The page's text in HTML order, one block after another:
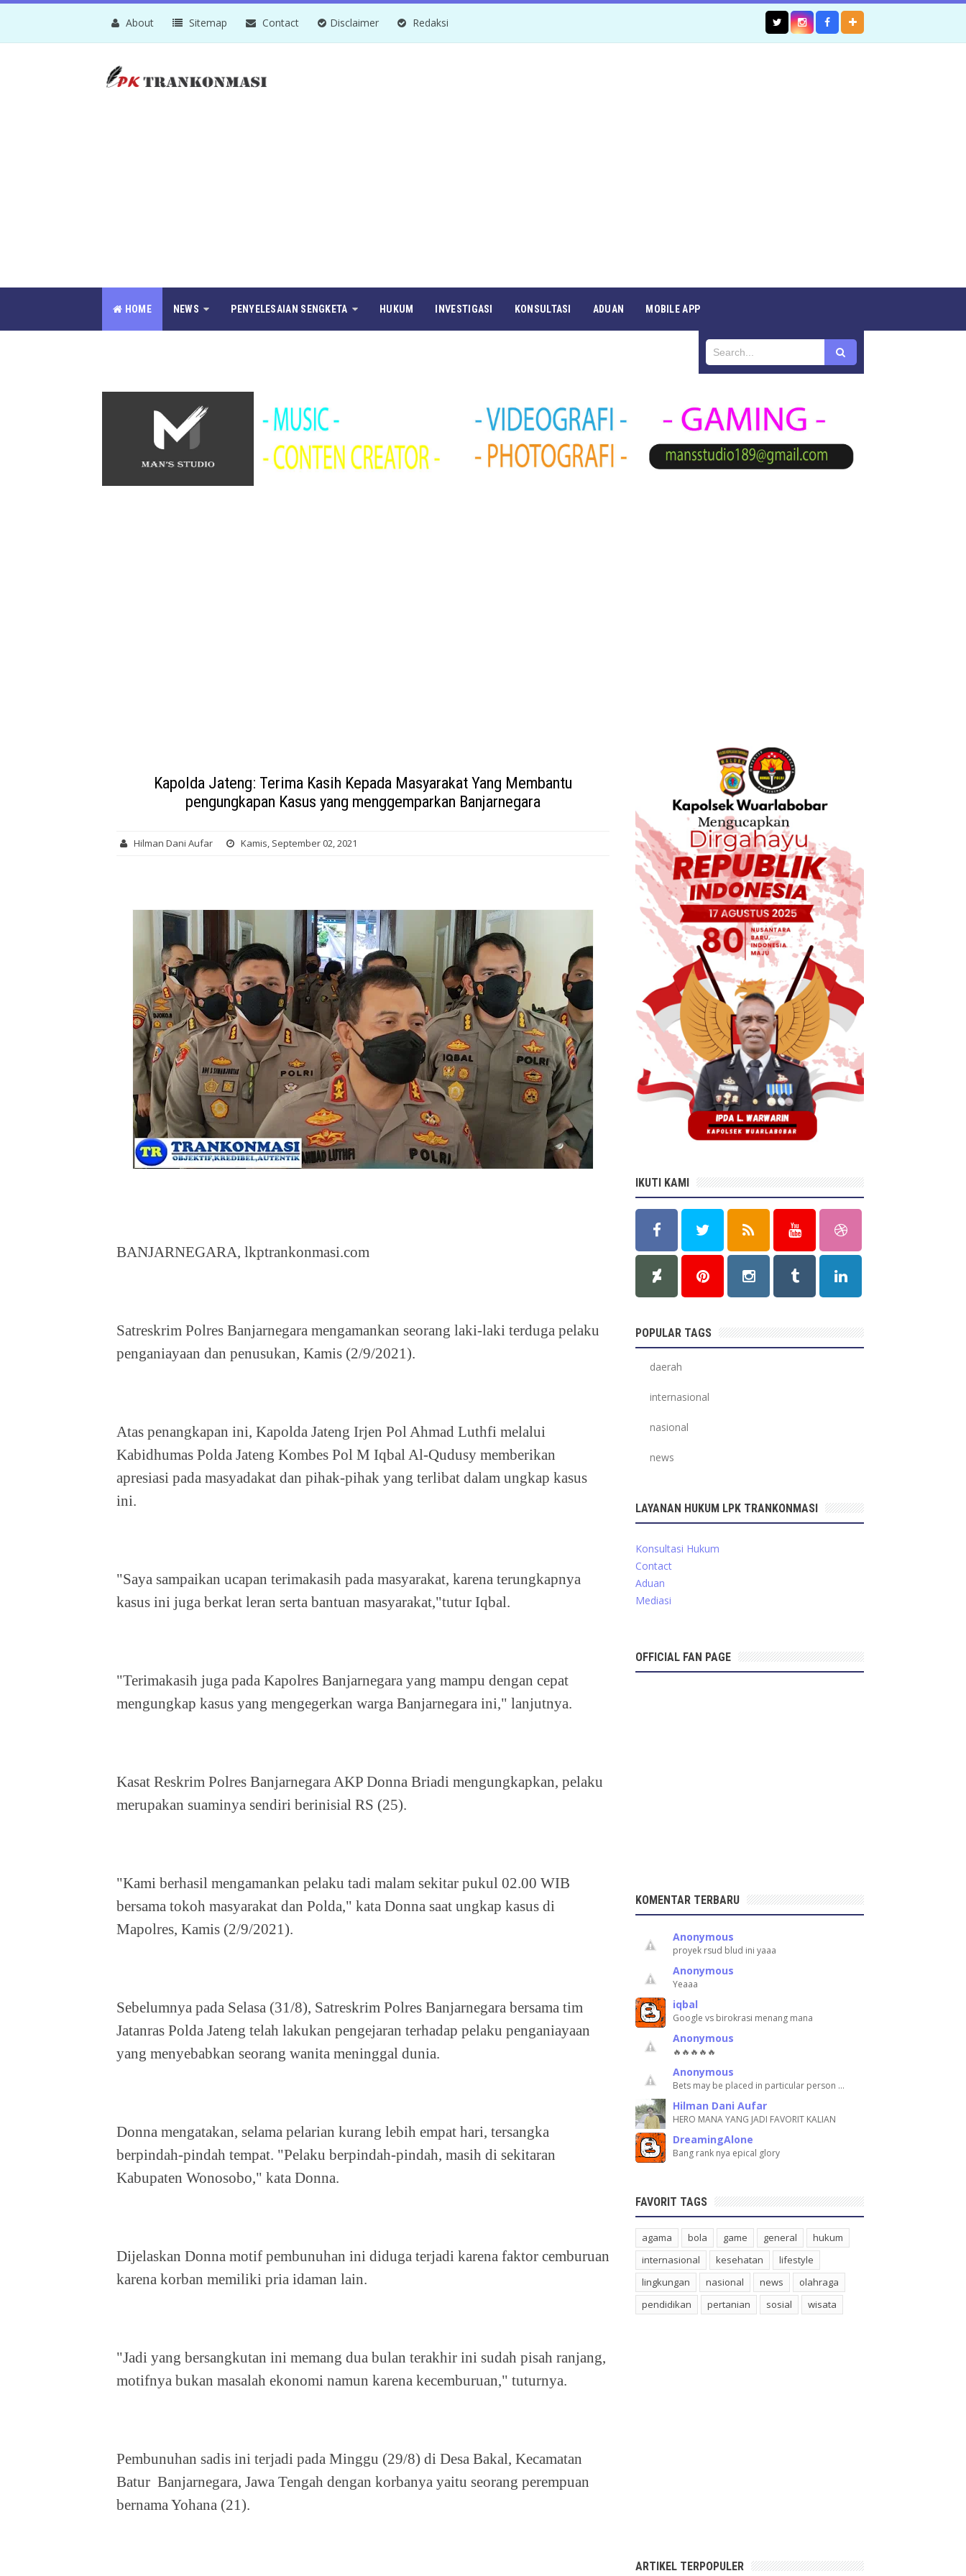
About Sitemap Contact Disclaimer Redaksi
HOME NEWS PENYELESAIAN SENGKETA HUKUM INVESTIGASI KONSULTASI ADUAN MOBILE APP
Kapolda Jateng: Terima Kasih Kepada Masyarakat Yang Membantu
pengungkapan Kasus yang menggemparkan Banjarnegara
Hilman Dani Aufar Kamis, September 02, 2021
BANJARNEGARA, lkptrankonmasi.com
Satreskrim Polres Banjarnegara mengamankan seorang laki-laki terduga pelaku
penganiayaan dan penusukan, Kamis (2/9/2021).
Atas penangkapan ini, Kapolda Jateng Irjen Pol Ahmad Luthfi melalui
Kabidhumas Polda Jateng Kombes Pol M Iqbal Al-Qudusy memberikan
apresiasi pada masyadakat dan pihak-pihak yang terlibat dalam ungkap kasus
ini.
"Saya sampaikan ucapan terimakasih pada masyarakat, karena terungkapnya
kasus ini juga berkat leran serta bantuan masyarakat,"tutur Iqbal.
"Terimakasih juga pada Kapolres Banjarnegara yang mampu dengan cepat
mengungkap kasus yang mengegerkan warga Banjarnegara ini," lanjutnya.
Kasat Reskrim Polres Banjarnegara AKP Donna Briadi mengungkapkan, pelaku
merupakan suaminya sendiri berinisial RS (25).
"Kami berhasil mengamankan pelaku tadi malam sekitar pukul 02.00 WIB
bersama tokoh masyarakat dan Polda," kata Donna saat ungkap kasus di
Mapolres, Kamis (2/9/2021).
Sebelumnya pada Selasa (31/8), Satreskrim Polres Banjarnegara bersama tim
Jatanras Polda Jateng telah lakukan pengejaran terhadap pelaku penganiayaan
yang menyebabkan seorang wanita meninggal dunia.
Donna mengatakan, selama pelarian kurang lebih empat hari, tersangka
berpindah-pindah tempat. "Pelaku berpindah-pindah, masih di sekitaran
Kabupaten Wonosobo," kata Donna.
Dijelaskan Donna motif pembunuhan ini diduga terjadi karena faktor cemburuan
karena korban memiliki pria idaman lain.
"Jadi yang bersangkutan ini memang dua bulan terakhir ini sudah pisah ranjang,
motifnya bukan masalah ekonomi namun karena kecemburuan," tuturnya.
Pembunuhan sadis ini terjadi pada Minggu (29/8) di Desa Bakal, Kecamatan
Batur Banjarnegara, Jawa Tengah dengan korbanya yaitu seorang perempuan
bernama Yohana (21).
IKUTI KAMI
POPULAR TAGS
daerah
internasional
nasional
news
LAYANAN HUKUM LPK TRANKONMASI
Konsultasi Hukum
Contact
Aduan
Mediasi
OFFICIAL FAN PAGE
KOMENTAR TERBARU
Anonymous
proyek rsud blud ini yaaa
Anonymous
Yeaaa
iqbal
Google vs birokrasi menang mana
Anonymous
🔥🔥🔥🔥🔥
Anonymous
Bets may be placed in particular person …
Hilman Dani Aufar
HERO MANA YANG JADI FAVORIT KALIAN
DreamingAlone
Bang rank nya epical glory
FAVORIT TAGS
agama bola game general
hukum
internasional
kesehatan
lifestyle
lingkungan
nasional news
olahraga
pendidikan
pertanian sosial wisata
ARTIKEL TERPOPULER